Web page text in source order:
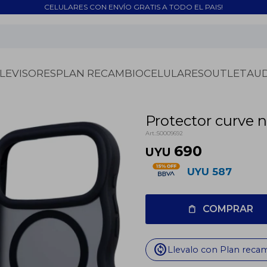
CELULARES CON ENVÍO GRATIS A TODO EL PAIS!
PLAN RECAMBIOCELULARESOUTLET
Protector curve
50009692
UYU 690
UYU 587
COMPRAR
change_circle Llevalo con Plan